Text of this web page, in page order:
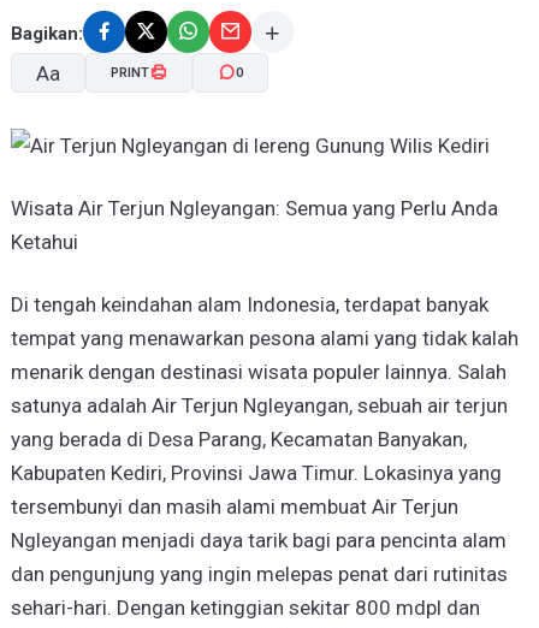
Bagikan:
Aa PRINT 0
Wisata Air Terjun Ngleyangan: Semua yang Perlu Anda
Ketahui
Di tengah keindahan alam Indonesia, terdapat banyak
tempat yang menawarkan pesona alami yang tidak kalah
menarik dengan destinasi wisata populer lainnya. Salah
satunya adalah Air Terjun Ngleyangan, sebuah air terjun
yang berada di Desa Parang, Kecamatan Banyakan,
Kabupaten Kediri, Provinsi Jawa Timur. Lokasinya yang
tersembunyi dan masih alami membuat Air Terjun
Ngleyangan menjadi daya tarik bagi para pencinta alam
dan pengunjung yang ingin melepas penat dari rutinitas
sehari-hari. Dengan ketinggian sekitar 800 mdpl dan